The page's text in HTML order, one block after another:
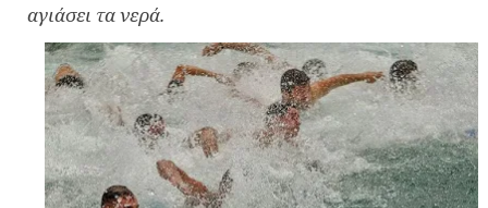
αγιάσει τα νερά.